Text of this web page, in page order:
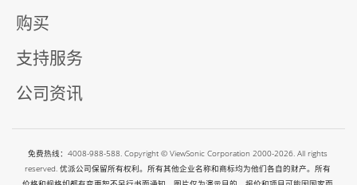
购买
支持服务
公司资讯
免费热线：4008-988-588. Copyright © ViewSonic Corporation 2000-2026. All rights
reserved. 优派公司保留所有权利。所有其他企业名称和商标均为他们各自的财产。所有